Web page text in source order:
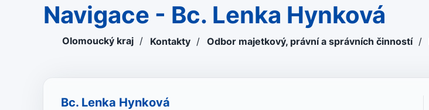
Navigace - Bc. Lenka Hynková
Olomoucký kraj / Kontakty / Odbor majetkový, právní a správních činností /
Bc. Lenka Hynková